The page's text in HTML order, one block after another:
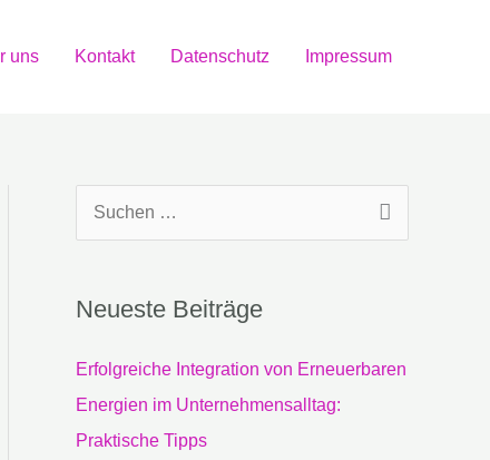
uns Kontakt Datenschutz Impressum
e
n
n
Neueste Beiträge
Erfolgreiche Integration von Erneuerbaren
Energien im Unternehmensalltag:
Praktische Tipps